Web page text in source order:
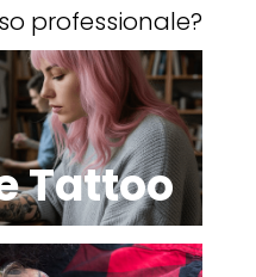
professionale?
Tattoo